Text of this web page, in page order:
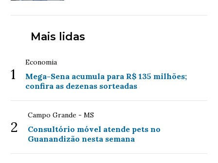
Mais lidas
1
Economia
Mega-Sena acumula para R$ 135 milhões;
confira as dezenas sorteadas
2
Campo Grande - MS
Consultório móvel atende pets no
Guanandizão nesta semana